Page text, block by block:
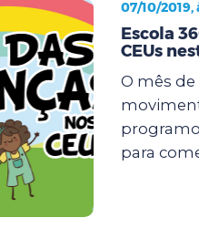
07/10/2019,
Escola
CEUs
O mês
para